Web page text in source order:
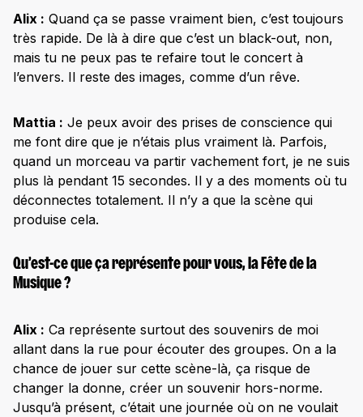
Alix : Quand ça se passe vraiment bien, c’est toujours
très rapide. De là à dire que c’est un black-out, non,
mais tu ne peux pas te refaire tout le concert à
l’envers. Il reste des images, comme d’un rêve.
Mattia : Je peux avoir des prises de conscience qui
me font dire que je n’étais plus vraiment là. Parfois,
quand un morceau va partir vachement fort, je ne suis
plus là pendant 15 secondes. Il y a des moments où tu
déconnectes totalement. Il n’y a que la scène qui
produise cela.
Qu’est-ce que ça représente pour vous, la Fête de la
Musique ?
Alix : Ca représente surtout des souvenirs de moi
allant dans la rue pour écouter des groupes. On a la
chance de jouer sur cette scène-là, ça risque de
changer la donne, créer un souvenir hors-norme.
Jusqu’à présent, c’était une journée où on ne voulait